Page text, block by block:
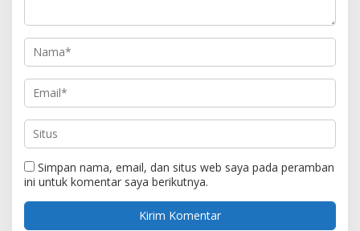
Simpan nama, email, dan situs web saya pada peramban
ini untuk komentar saya berikutnya.